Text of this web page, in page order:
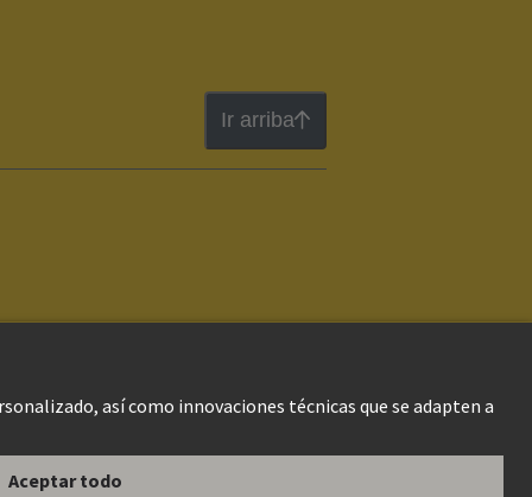
Ir arriba
WebInformación al cliente